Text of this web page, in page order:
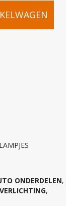
ONDERDELEN,
VERLICHTING,